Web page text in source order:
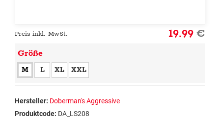
Preis inkl. MwSt. 19.99€
Größe
M L XL XXL
Hersteller: Doberman's Aggressive
Produktcode: DA_LS208